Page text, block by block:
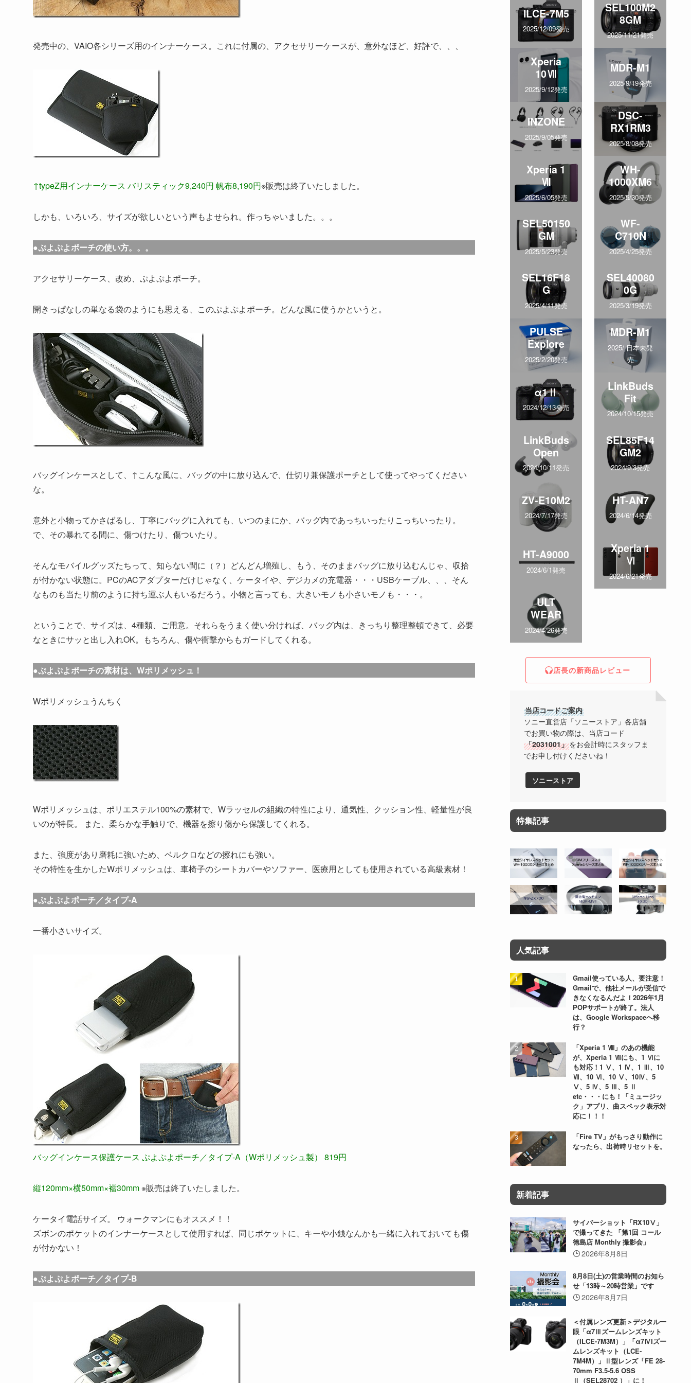
発売中の、VAIO各シリーズ用のインナーケース。これに付属の、アクセサリーケースが、意外なほど、好評で、、、
↑typeZ用インナーケース バリスティック9,240円 帆布8,190円※販売は終了いたしました。
しかも、いろいろ、サイズが欲しいという声もよせられ。作っちゃいました。。。
●ぷよぷよポーチの使い方。。。
アクセサリーケース、改め、ぷよぷよポーチ。
開きっぱなしの単なる袋のようにも思える、このぷよぷよポーチ。どんな風に使うかというと。
バッグインケースとして、↑こんな風に、バッグの中に放り込んで、仕切り兼保護ポーチとして使ってやってください
な。
意外と小物ってかさばるし、丁寧にバッグに入れても、いつのまにか、バッグ内であっちいったりこっちいったり。
で、その暴れてる間に、傷つけたり、傷ついたり。
そんなモバイルグッズたちって、知らない間に（？）どんどん増殖し、もう、そのままバッグに放り込むんじゃ、収拾
が付かない状態に。PCのACアダプターだけじゃなく、ケータイや、デジカメの充電器・・・USBケーブル、、、そん
なものも当たり前のように持ち運ぶ人もいるだろう。小物と言っても、大きいモノも小さいモノも・・・。
ということで、サイズは、4種類、ご用意。それらをうまく使い分ければ、バッグ内は、きっちり整理整頓できて、必要
なときにサッと出し入れOK。もちろん、傷や衝撃からもガードしてくれる。
●ぷよぷよポーチの素材は、Wポリメッシュ！
Wポリメッシュうんちく
Wポリメッシュは、ポリエステル100%の素材で、Wラッセルの組織の特性により、通気性、クッション性、軽量性が良
いのが特長。 また、柔らかな手触りで、機器を擦り傷から保護してくれる。
また、強度があり磨耗に強いため、ベルクロなどの擦れにも強い。
その特性を生かしたWポリメッシュは、車椅子のシートカバーやソファー、医療用としても使用されている高級素材！
●ぷよぷよポーチ／タイプ-A
一番小さいサイズ。
バッグインケース保護ケース ぷよぷよポーチ／タイプ-A（Wポリメッシュ製） 819円
縦120mm×横50mm×襠30mm※販売は終了いたしました。
ケータイ電話サイズ。 ウォークマンにもオススメ！！
ズボンのポケットのインナーケースとして使用すれば、同じポケットに、キーや小銭なんかも一緒に入れておいても傷
が付かない！
●ぷよぷよポーチ／タイプ-B
ILCE-7M5
2025/12/09発売
SEL100M2
8GM
2025/11/21発売
Xperia
10Ⅶ
2025/9/12発売
MDR-M1
2025/9/19発売
INZONE
2025/9/05発売
DSC-
RX1RM3
2025/8/08発売
Xperia 1
Ⅶ
2025/6/05発売
WH-
1000XM6
2025/5/30発売
SEL50150
GM
2025/5/23発売
WF-
C710N
2025/4/25発売
SEL16F18
G
2025/4/11発売
SEL40080
0G
2025/3/19発売
PULSE
Explore
2025/2/20発売
MDR-M1
2025/ 日本未発
売
α1Ⅱ
2024/12/13発売
LinkBuds
Fit
2024/10/15発売
LinkBuds
Open
2024/10/11発売
SEL85F14
GM2
2024/9/3発売
ZV-E10M2
2024/7/17発売
HT-AN7
2024/6/14発売
HT-A9000
2024/6/1発売
Xperia 1
Ⅵ
2024/6/21発売
ULT
WEAR
2024/4/26発売
店長の新商品レビュー
当店コードご案内
ソニー直営店「ソニーストア」各店舗
でお買い物の際は、当店コード
「2031001」をお会計時にスタッフま
でお申し付けくださいね！
ソニーストア
特集記事
人気記事
Gmail使っている人、要注意！
Gmailで、他社メールが受信で
きなくなるんだよ！2026年1月
POPサポートが終了。法人
は、Google Workspaceへ移
行？
「Xperia 1 Ⅷ」のあの機能
が、Xperia 1 Ⅶにも、1 Ⅵに
も対応！1 Ⅴ、1 Ⅳ、1 Ⅲ、10
Ⅶ、10 Ⅵ、10 Ⅴ、10Ⅳ、5
Ⅴ、5 Ⅳ、5 Ⅲ、5 Ⅱ
etc・・・にも！「ミュージッ
ク」アプリ、曲スペック表示対
応に！！！
「Fire TV」がもっさり動作に
なったら、出荷時リセットを。
新着記事
サイバーショット「RX10Ⅴ」
で撮ってきた 「第1回 コール
徳島店 Monthly 撮影会」
2026年8月8日
8月8日(土)の営業時間のお知ら
せ「13時～20時営業」です
2026年8月7日
＜付属レンズ更新＞デジタル一
眼「α7Ⅲズームレンズキット
（ILCE-7M3M）」「α7ⅣIズー
ムレンズキット（LCE-
7M4M）」Ⅱ型レンズ「FE 28-
70mm F3.5-5.6 OSS
Ⅱ（SEL28702 ）」に！